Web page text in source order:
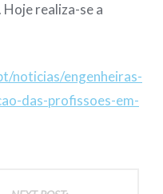
realiza-se a
noticias/engenheiras-
das-profissoes-em-